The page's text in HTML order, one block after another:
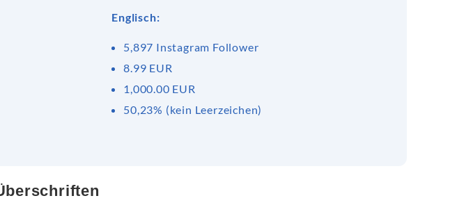
Englisch:
5,897 Instagram Follower
8.99 EUR
1,000.00 EUR
50,23% (kein Leerzeichen)